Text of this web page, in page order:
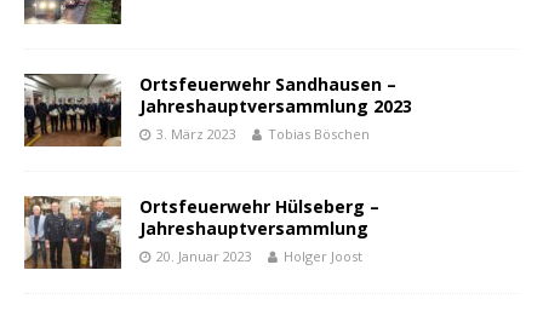
Ortsfeuerwehr Sandhausen –
Jahreshauptversammlung 2023
3. März 2023 Tobias Böschen
Ortsfeuerwehr Hülseberg –
Jahreshauptversammlung
20. Januar 2023 Holger Joost